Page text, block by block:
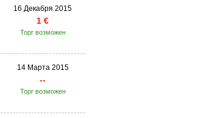
16 Декабря 2015
1 €
Торг возможен
14 Марта 2015
--
Торг возможен